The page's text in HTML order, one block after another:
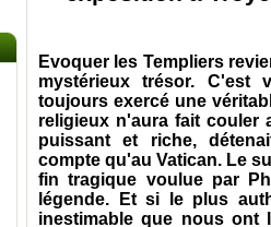
Evoquer les Templiers
mystérieux trésor. C'est
toujours exercé une
religieux n'aura fait couler
puissant et riche,
compte qu'auVatican. Le
fin tragique voulue par
légende. Et si le plus
inestimable que nous ont